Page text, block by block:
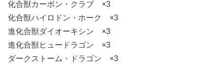
化合獣カーボン・クラブ ×3
化合獣ハイロドン・ホーク ×3
進化合獣ダイオーキシン ×3
進化合獣ヒュードラゴン ×3
ダークストーム・ドラゴン ×3